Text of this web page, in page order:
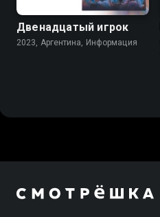
Двенадцатый игрок
2023, Аргентина, Информация